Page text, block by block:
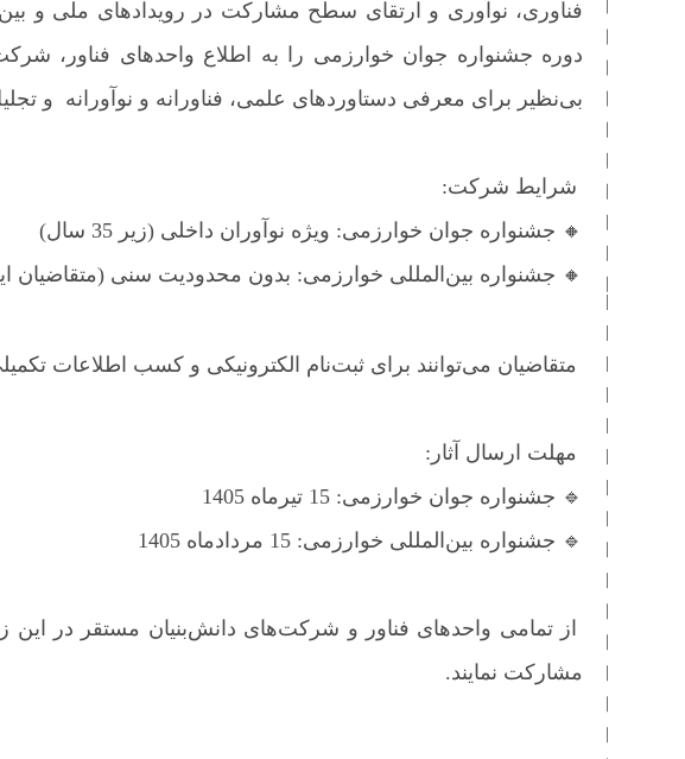
فناوری، نوآوری و ارتقای سطح مشارکت در رویدادهای ملی و
دوره جشنواره جوان خوارزمی را به اطلاع واحدهای فناور،
بی‌نظیر برای معرفی دستاوردهای علمی، فناورانه و نوآورانه
شرایط شرکت:
🔸 جشنواره جوان خوارزمی: ویژه نوآوران داخلی (زیر 35 سال)
🔸 جشنواره بین‌المللی خوارزمی: بدون محدودیت سنی (متقاضیان
متقاضیان می‌توانند برای ثبت‌نام الکترونیکی و کسب اطلاعات
مهلت ارسال آثار:
🔹 جشنواره جوان خوارزمی: 15 تیرماه 1405
🔹 جشنواره بین‌المللی خوارزمی: 15 مردادماه 1405
از تمامی واحدهای فناور و شرکت‌های دانش‌بنیان مستقر در
مشارکت نمایند.